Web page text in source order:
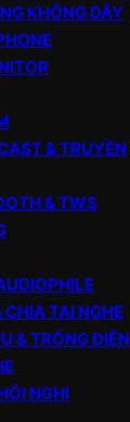
KHÔNG DÂY
& TRUYỀN
& TWS
TAI NGHE
& TRỐNG ĐIỆN
NGHỊ